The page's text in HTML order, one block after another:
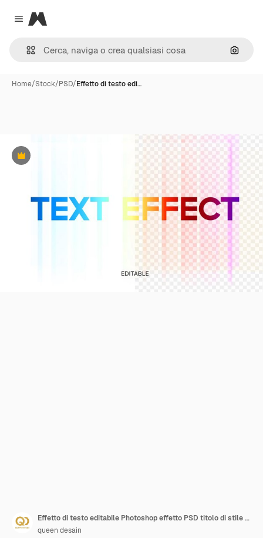
Close menu
Magnific
Cerca
Home/Stock/PSD/Effetto di testo edi…
Premium
Effetto di testo editabile Photoshop effetto PSD titolo di stile 3D
queen desain